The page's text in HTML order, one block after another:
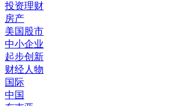
投资理财
房产
美国股市
中小企业
起步创新
财经人物
国际
中国